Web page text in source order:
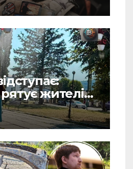
жителів
спеки